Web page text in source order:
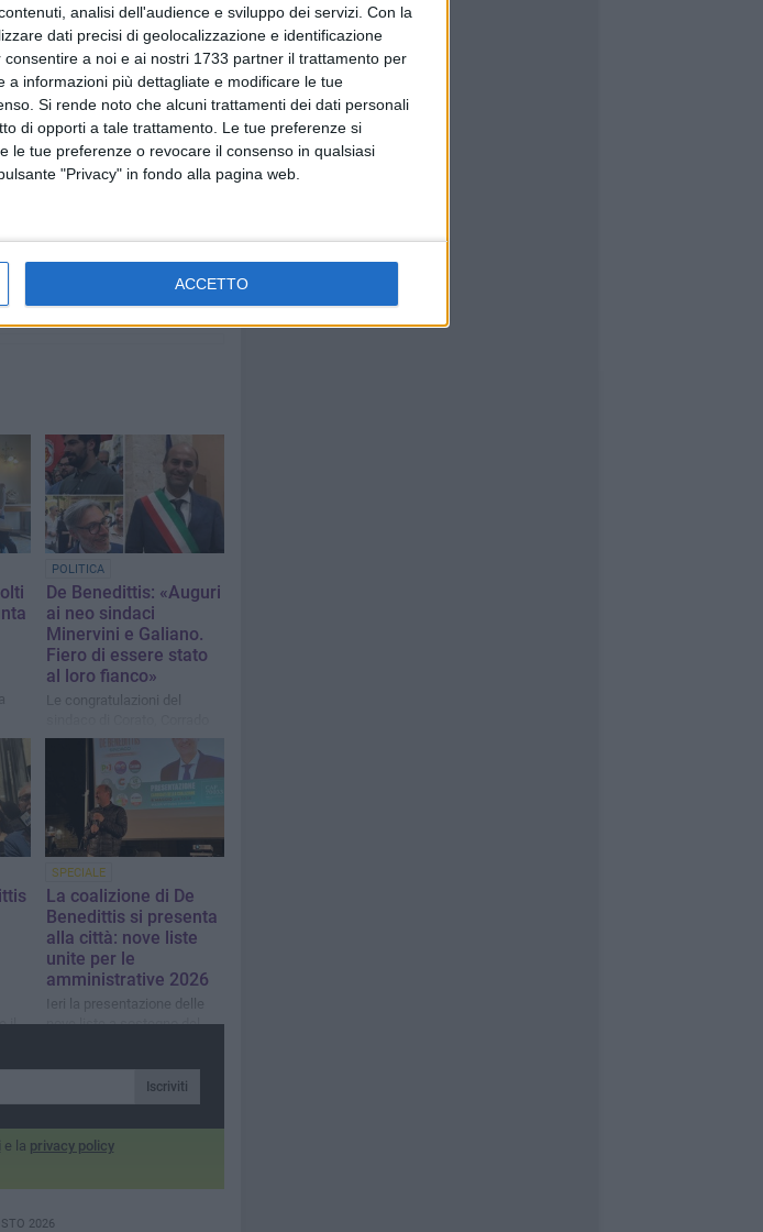
analisi dell'audience e sviluppo dei servizi. Con la
dati precisi di geolocalizzazione e identificazione
a noi e ai nostri 1733 partner il trattamento per
informazioni più dettagliate e modificare le tue
Si rende noto che alcuni trattamenti dei dati personali
di opporti a tale trattamento. Le tue preferenze si
le tue preferenze o revocare il consenso in qualsiasi
"Privacy" in fondo alla pagina web.
ACCETTO
e che non sono
del Comune di Corato
lampo degli agenti in
POLITICA
De Benedittis: «Auguri
ai neo sindaci
Minervini e Galiano.
Fiero di essere stato
al loro fianco»
Le congratulazioni del
De Benedittis, ai neo sindaci
di Molfetta e Trani
il
SPECIALE
La coalizione di De
Benedittis si presenta
alla città: nove liste
unite per le
amministrative 2026
Ieri la presentazione delle
nove liste a sostegno del
Iscriviti
e la privacy policy
2026